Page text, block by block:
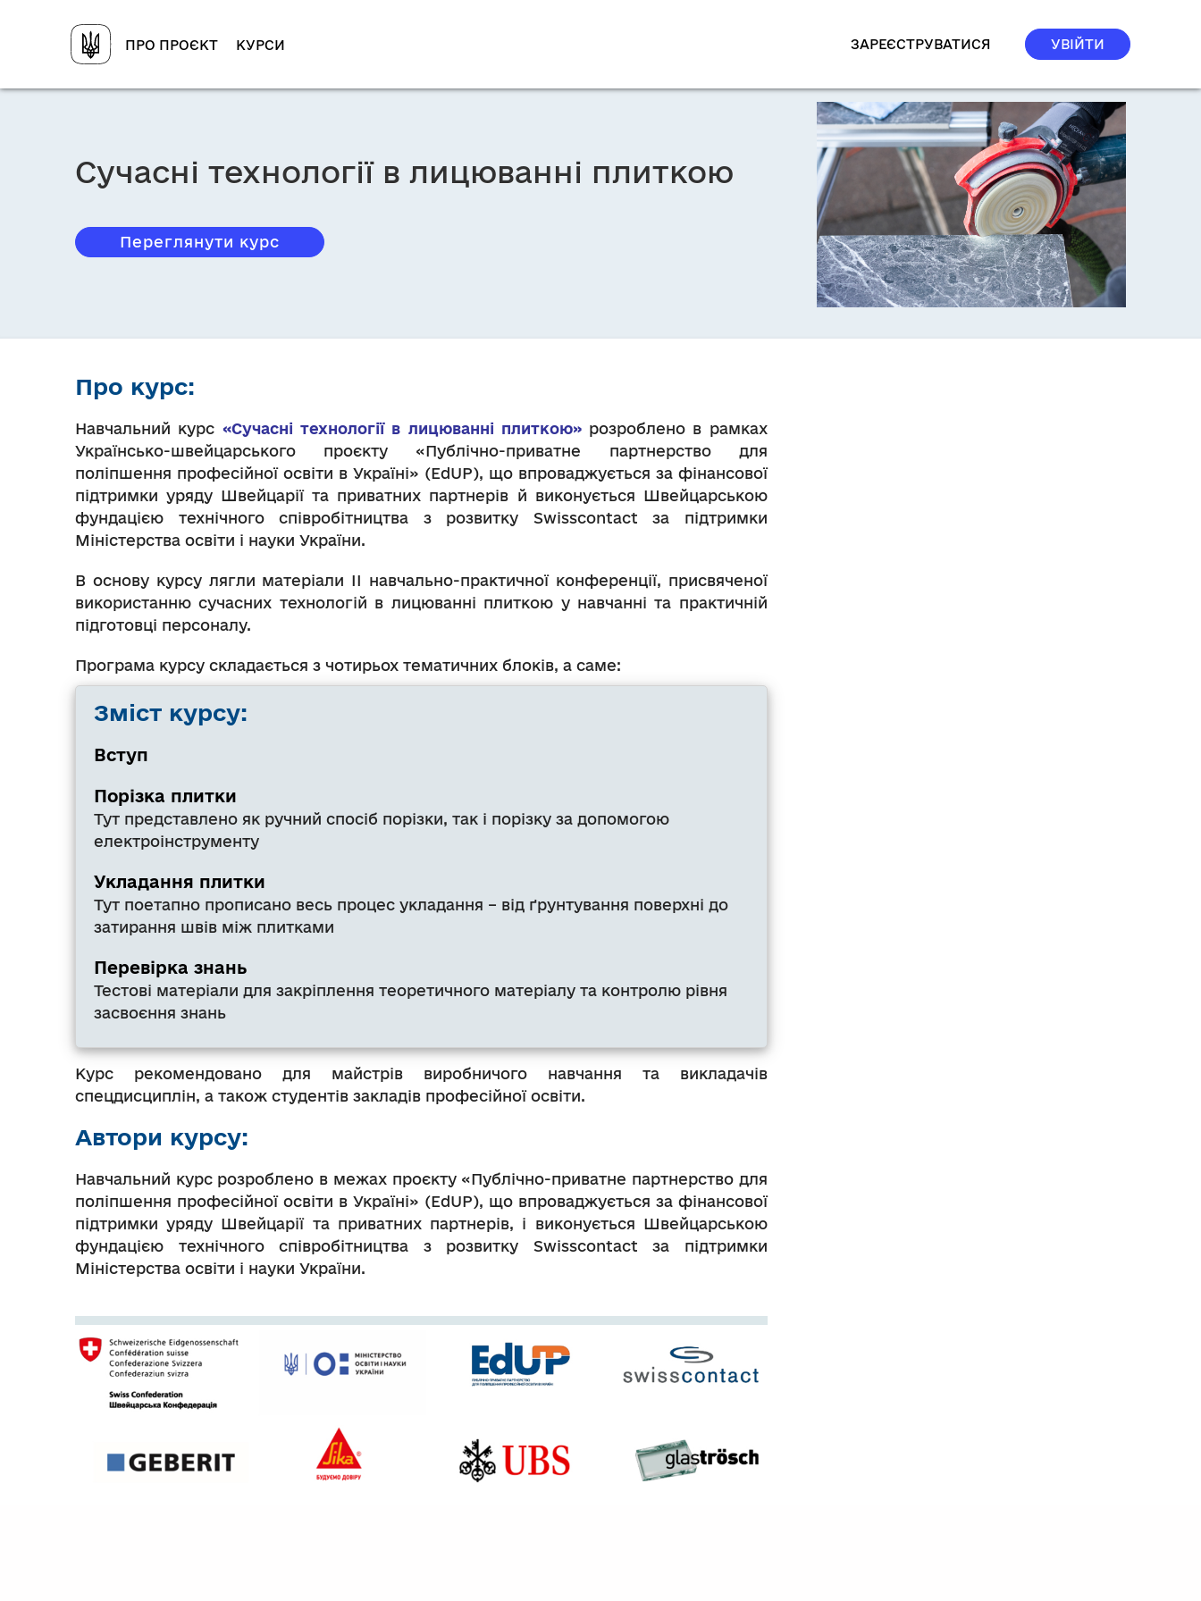
ПРО ПРОЄКТ КУРСИ ЗАРЕЄСТРУВАТИСЯ УВІЙТИ
Сучасні технології в лицюванні плиткою
Переглянути курс
Про курс:
Навчальний курс «Сучасні технології в лицюванні плиткою»розроблено в рамках
Українсько-швейцарського проєкту «Публічно-приватне партнерство для
поліпшення професійної освіти в Україні» (EdUP), що впроваджується за фінансової
підтримки уряду Швейцарії та приватних партнерів й виконується Швейцарською
фундацією технічного співробітництва з розвитку Swisscontact за підтримки
Міністерства освіти і науки України.
В основу курсу лягли матеріали ІІ навчально-практичної конференції, присвяченої
використанню сучасних технологій в лицюванні плиткою у навчанні та практичній
підготовці персоналу.
Програма курсу складається з чотирьох тематичних блоків, а саме:
Зміст курсу:
Вступ
Порізка плитки
Тут представлено як ручний спосіб порізки, так і порізку за допомогою
електроінструменту
Укладання плитки
Тут поетапно прописано весь процес укладання – від ґрунтування поверхні до
затирання швів між плитками
Перевірка знань
Тестові матеріали для закріплення теоретичного матеріалу та контролю рівня
засвоєння знань
Курс рекомендовано для майстрів виробничого навчання та викладачів
спецдисциплін, а також студентів закладів професійної освіти.
Автори курсу:
Навчальний курс розроблено в межах проєкту «Публічно-приватне партнерство для
поліпшення професійної освіти в Україні» (EdUP), що впроваджується за фінансової
підтримки уряду Швейцарії та приватних партнерів, і виконується Швейцарською
фундацією технічного співробітництва з розвитку Swisscontact за підтримки
Міністерства освіти і науки України.